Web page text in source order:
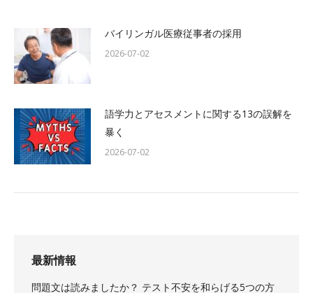
バイリンガル医療従事者の採用
2026-07-02
語学力とアセスメントに関する13の誤解を
暴く
2026-07-02
最新情報
問題文は読みましたか？ テスト不安を和らげる5つの方